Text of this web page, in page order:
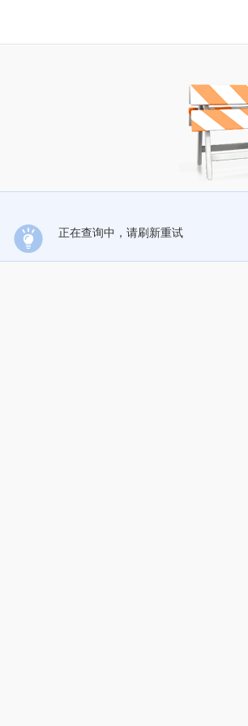
正在查询中，请刷新重试